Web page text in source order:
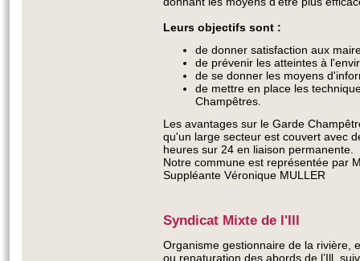
Leurs objectifs sont :
de donner satisfaction aux
de prévenir les atteintes à
de se donner les moyens
de mettre en place les
Champêtres.
Les avantages sur le Garde
qu'un large secteur est couvert avec
heures sur 24 en liaison permanente.
Notre commune est représentée par
Suppléante Véronique MULLER
Syndicat Mixte de l'Ill
Organisme gestionnaire de la rivière,
ou renaturation des abords de l’Ill,